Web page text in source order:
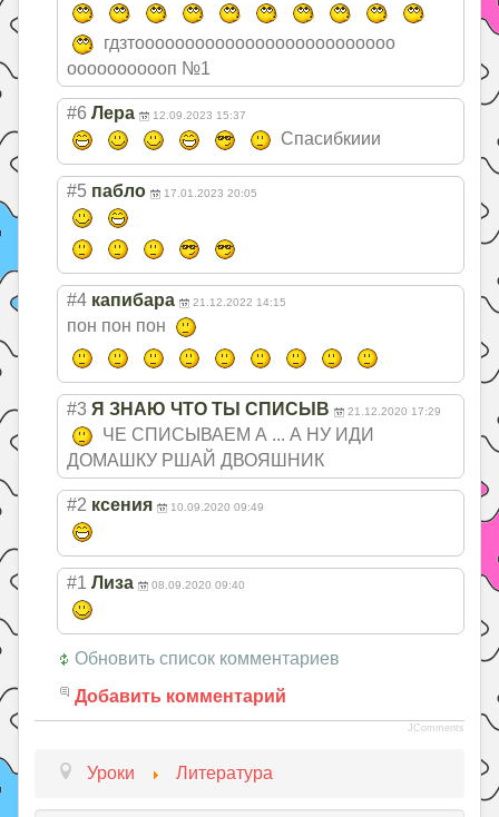
гдзтоооооооооооооооооооооооооо
ооооооооооп №1
#6 Лера 12.09.2023 15:37
Спасибкиии
#5 пабло 17.01.2023 20:05
#4 капибара 21.12.2022 14:15
пон пон пон
#3 Я ЗНАЮ ЧТО ТЫ СПИСЫВ 21.12.2020 17:29
ЧЕ СПИСЫВАЕМ А ... А НУ ИДИ
ДОМАШКУ РШАЙ ДВОЯШНИК
#2 ксения 10.09.2020 09:49
#1 Лиза 08.09.2020 09:40
Обновить список комментариев
Добавить комментарий
JComments
Уроки Литература